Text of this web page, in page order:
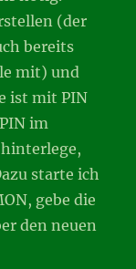
(der
bereits
mit) und
ist mit PIN
im
starte ich
gebe die
den neuen